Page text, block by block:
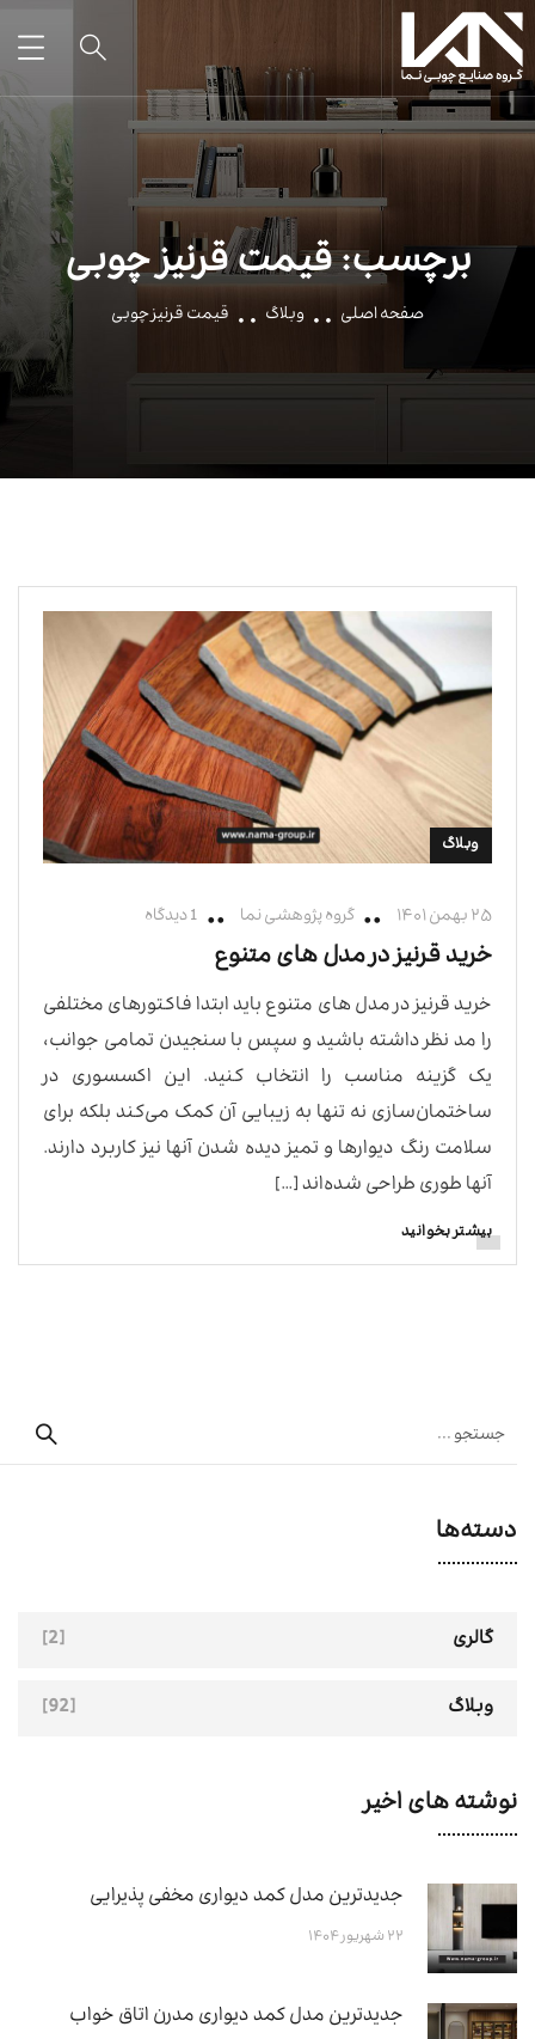
برچسب:قیمت قرنیز چوبی
صفحه اصلی وبلاگ قیمت قرنیز چوبی
وبلاگ
۲۵ بهمن ۱۴۰۱ گروه پژوهشی نما 1 دیدگاه
خرید قرنیز در مدل های متنوع
خرید قرنیز در مدل های متنوع باید ابتدا فاکتورهای مختلفی
را مد نظر داشته باشید و سپس با سنجیدن تمامی جوانب،
یک گزینه مناسب را انتخاب کنید. این اکسسوری در
ساختمان‌سازی نه تنها به زیبایی آن کمک می‌کند بلکه برای
سلامت رنگ دیوارها و تمیز دیده شدن آنها نیز کاربرد دارند.
آنها طوری طراحی شده‌اند […]
بیشتر بخوانید
دسته‌ها
گالری [2]
وبلاگ [92]
نوشته های اخیر
جدیدترین مدل کمد دیواری مخفی پذیرایی
۲۲ شهریور ۱۴۰۴
جدیدترین مدل کمد دیواری مدرن اتاق خواب